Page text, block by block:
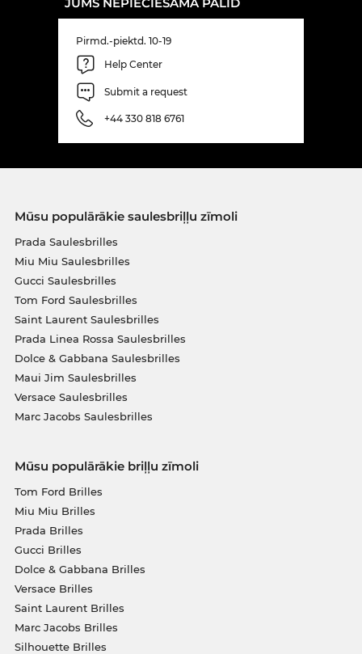
Pirmd.-piektd. 10-19
Help Center
Submit a request
+44 330 818 6761
Mūsu populārākie saulesbriļļu zīmoli
Prada Saulesbrilles
Miu Miu Saulesbrilles
Gucci Saulesbrilles
Tom Ford Saulesbrilles
Saint Laurent Saulesbrilles
Prada Linea Rossa Saulesbrilles
Dolce & Gabbana Saulesbrilles
Maui Jim Saulesbrilles
Versace Saulesbrilles
Marc Jacobs Saulesbrilles
Mūsu populārākie briļļu zīmoli
Tom Ford Brilles
Miu Miu Brilles
Prada Brilles
Gucci Brilles
Dolce & Gabbana Brilles
Versace Brilles
Saint Laurent Brilles
Marc Jacobs Brilles
Silhouette Brilles